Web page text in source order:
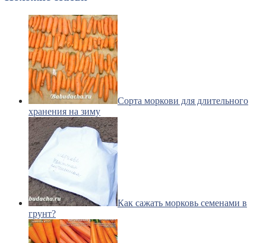
Сорта моркови для длительного
хранения на зиму
Как сажать морковь семенами в
грунт?